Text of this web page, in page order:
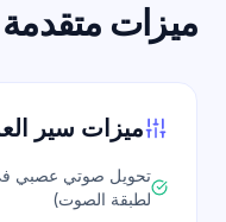
متقدمة
ميزات سير
تحويل صوتي عصبي في
لطبقة الصوت)